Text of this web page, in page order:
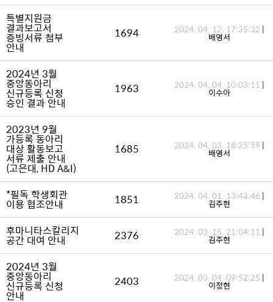
특별지원금
결과보고서
증빙서류 첨부
안내
1694 2024. 04. 12. 17:35:32 |
배영서
2024년 3월
중앙동아리
신규등록 신청
승인 결과 안내
1963 2024. 04. 04. 10:03:11 |
이수아
2023년 9월
가등록 동아리
대상 활동보고
서류 제출 안내
(고은대, HD A&I)
1685 2024. 04. 03. 18:25:59 |
배영서
*필독 학생회관
이용 협조안내 1851 2024. 04. 01. 13:43:46 |
김주현
후마니타스칼리지
공간 대여 안내 2376 2024. 03. 15. 21:04:11 |
김주현
2024년 3월
중앙동아리
신규등록 신청
안내
2403 2024. 03. 04. 09:52:25 |
이정현